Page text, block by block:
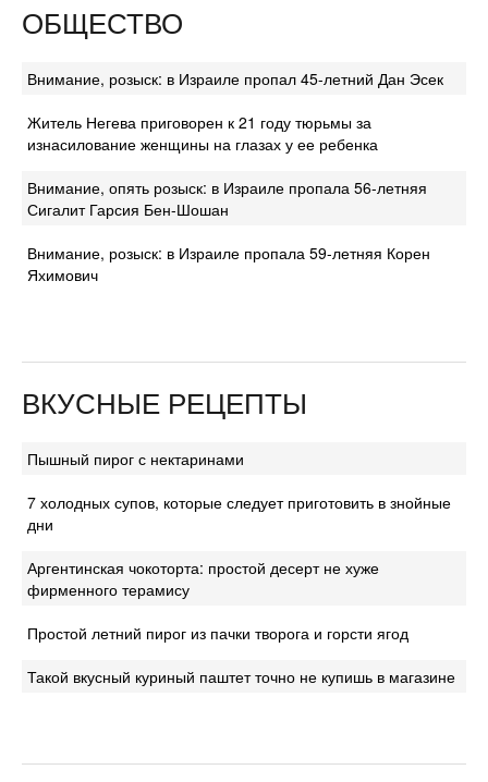
ОБЩЕСТВО
Внимание, розыск: в Израиле пропал 45-летний Дан Эсек
Житель Негева приговорен к 21 году тюрьмы за
изнасилование женщины на глазах у ее ребенка
Внимание, опять розыск: в Израиле пропала 56-летняя
Сигалит Гарсия Бен-Шошан
Внимание, розыск: в Израиле пропала 59-летняя Корен
Яхимович
ВКУСНЫЕ РЕЦЕПТЫ
Пышный пирог с нектаринами
7 холодных супов, которые следует приготовить в знойные
дни
Аргентинская чокоторта: простой десерт не хуже
фирменного терамису
Простой летний пирог из пачки творога и горсти ягод
Такой вкусный куриный паштет точно не купишь в магазине